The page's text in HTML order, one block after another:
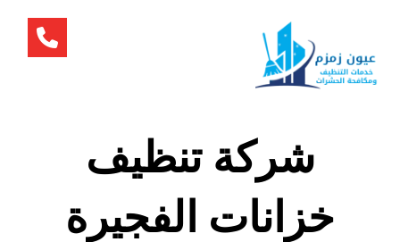
شركة تنظيف
خزانات الفجيرة